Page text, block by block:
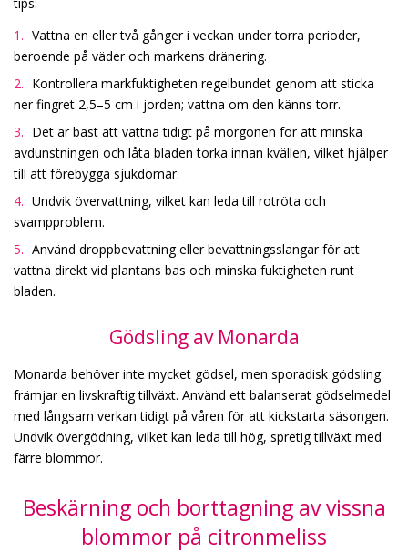
Vattna en eller två gånger i veckan under torra perioder,
beroende på väder och markens dränering.
Kontrollera markfuktigheten regelbundet genom att sticka
ner fingret 2,5–5 cm i jorden; vattna om den känns torr.
Det är bäst att vattna tidigt på morgonen för att minska
avdunstningen och låta bladen torka innan kvällen, vilket hjälper
till att förebygga sjukdomar.
Undvik övervattning, vilket kan leda till rotröta och
svampproblem.
Använd droppbevattning eller bevattningsslangar för att
vattna direkt vid plantans bas och minska fuktigheten runt
bladen.
Gödsling av Monarda
Monarda behöver inte mycket gödsel, men sporadisk gödsling
främjar en livskraftig tillväxt. Använd ett balanserat gödselmedel
med långsam verkan tidigt på våren för att kickstarta säsongen.
Undvik övergödning, vilket kan leda till hög, spretig tillväxt med
färre blommor.
Beskärning och borttagning av vissna
blommor på citronmeliss